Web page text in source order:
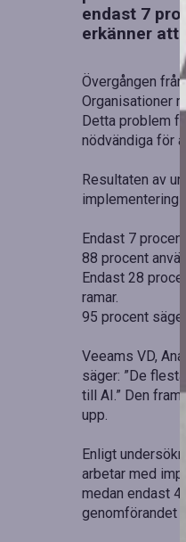
endast 7
erkänner att
Övergången
Organisationer
Detta problem
nödvändiga för
Resultaten av
implementering
Endast 7
88 procent
Endast 28
ramar.
95 procent
Veeams VD,
säger: ”De
till AI.” Den
upp.
Enligt
arbetar med
medan endast
genomförandet